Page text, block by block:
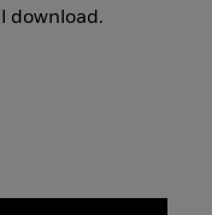
download.